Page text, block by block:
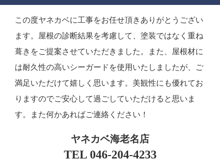
この度ヤネカベに工事をお任せ頂きありがとうござい
ます。屋根の診断結果を考慮して、塗装ではなく重ね
葺きをご提案させていただきました。また、屋根材に
は耐久性の高いシーガードを使用いたしましたが、ご
満足いただけて嬉しく思います。美観性にも優れてお
りますのでご安心して過ごしていただけると思いま
す。また何かあればご連絡ください！
ヤネカベ海老名店
TEL 046-204-4233